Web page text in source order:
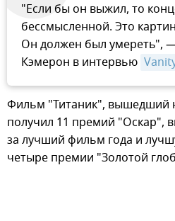
"Если бы он выжил, то
бессмысленной. Это
Он должен был умереть",
Кэмерон в интервью
Фильм "Титаник", вышедший
получил 11 премий "Оскар",
за лучший фильм года и
четыре премии "Золотой